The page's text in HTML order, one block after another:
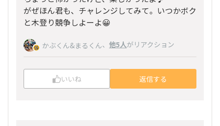
がぜほん君も、チャレンジしてみて。いつかボク
と木登り競争しよーよ😀
かぶくん&まるくん、 他5人がリアクション
いいね 返信する